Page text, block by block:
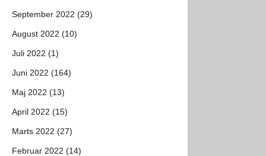
September 2022 (29)
August 2022 (10)
Juli 2022 (1)
Juni 2022 (164)
Maj 2022 (13)
April 2022 (15)
Marts 2022 (27)
Februar 2022 (14)